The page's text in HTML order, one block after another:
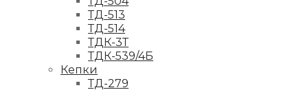
ТД-513
ТД-514
ТДК-3Т
ТДК-539/4Б
Кепки
ТД-279